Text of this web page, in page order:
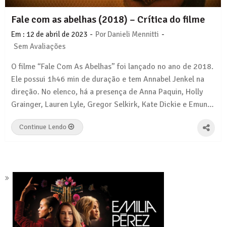
Fale com as abelhas (2018) – Crítica do filme
Em : 12 de abril de 2023 - Por Danieli Mennitti -
Sem Avaliações
O filme “Fale Com As Abelhas” foi lançado no ano de 2018.
Ele possui 1h46 min de duração e tem Annabel Jenkel na
direção. No elenco, há a presença de Anna Paquin, Holly
Grainger, Lauren Lyle, Gregor Selkirk, Kate Dickie e Emun…
Continue Lendo